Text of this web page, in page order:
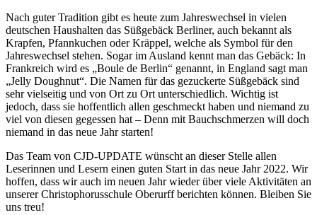
Nach guter Tradition gibt es heute zum Jahreswechsel in vielen
deutschen Haushalten das Süßgebäck Berliner, auch bekannt als
Krapfen, Pfannkuchen oder Kräppel, welche als Symbol für den
Jahreswechsel stehen. Sogar im Ausland kennt man das Gebäck: In
Frankreich wird es „Boule de Berlin“ genannt, in England sagt man
„Jelly Doughnut“. Die Namen für das gezuckerte Süßgebäck sind
sehr vielseitig und von Ort zu Ort unterschiedlich. Wichtig ist
jedoch, dass sie hoffentlich allen geschmeckt haben und niemand zu
viel von diesen gegessen hat – Denn mit Bauchschmerzen will doch
niemand in das neue Jahr starten!
Das Team von CJD-UPDATE wünscht an dieser Stelle allen
Leserinnen und Lesern einen guten Start in das neue Jahr 2022. Wir
hoffen, dass wir auch im neuen Jahr wieder über viele Aktivitäten an
unserer Christophorusschule Oberurff berichten können. Bleiben Sie
uns treu!